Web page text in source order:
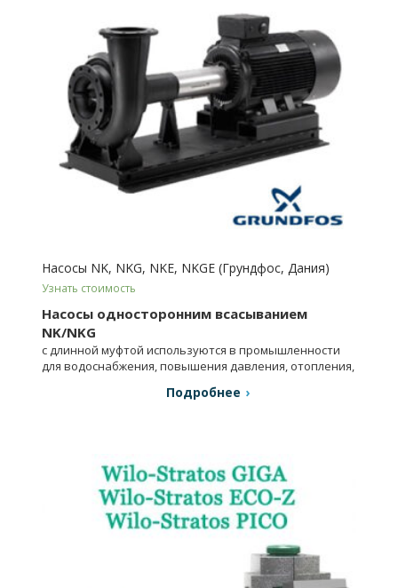
Насосы NK, NKG, NKE, NKGE (Грундфос, Дания)
Узнать стоимость
Насосы односторонним всасыванием
NK/NKG
с длинной муфтой используются в промышленности
для водоснабжения, повышения давления, отопления,
Подробнее